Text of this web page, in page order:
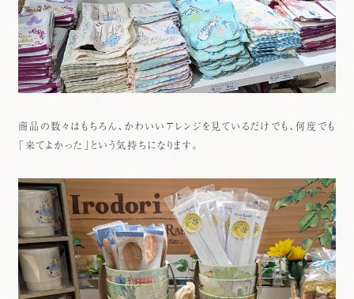
商品の数々はもちろん、かわいいアレンジを見ているだけでも、何度でも
「来てよかった」という気持ちになります。